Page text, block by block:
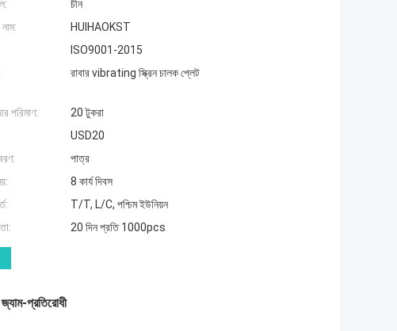
চীন
HUIHAOKST
ISO9001-2015
রাবার vibrating স্ক্রিন চালক প্লেট
পরিমাণ:
20 টুকরা
USD20
পাত্র
8 কার্য দিবস
T/T, L/C, পশ্চিম ইউনিয়ন
20 দিন প্রতি 1000pcs
প্রতিরোধী